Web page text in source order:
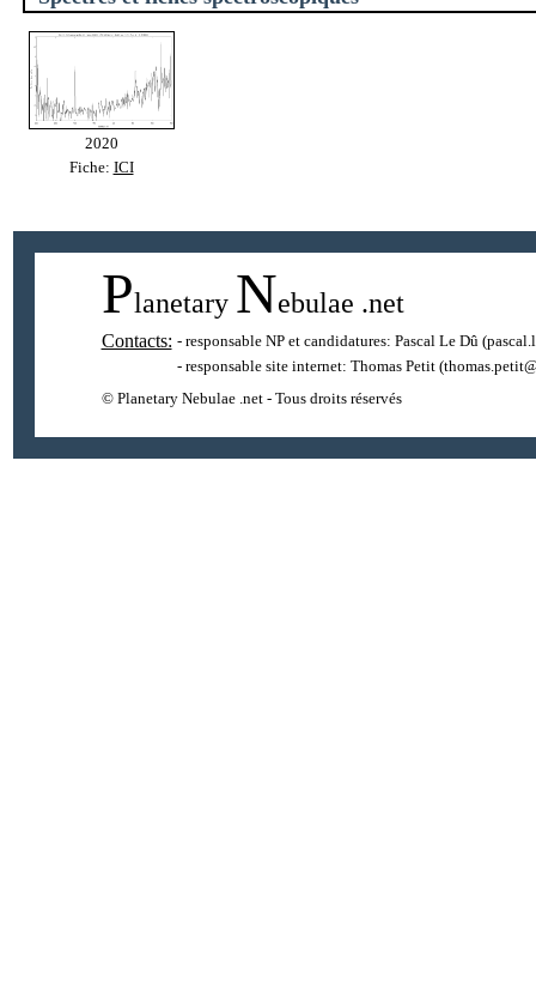
2020
Fiche: ICI
Planetary Nebulae .net
Contacts: - responsable NP et candidatures: Pascal Le Dû
- responsable site internet: Thomas Petit
© Planetary Nebulae .net - Tous droits réservés